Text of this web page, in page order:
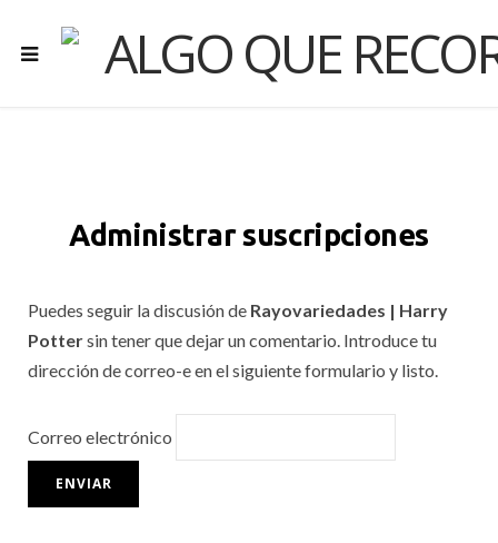
Administrar suscripciones
Puedes seguir la discusión de Rayovariedades | Harry
Pottersin tener que dejar un comentario. Introduce tu
dirección de correo-e en el siguiente formulario y listo.
Correo electrónico